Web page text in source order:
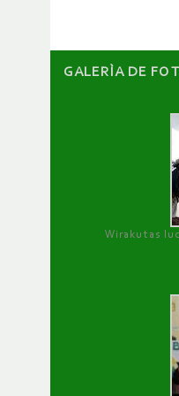
GALERÌA DE
Wirakutas